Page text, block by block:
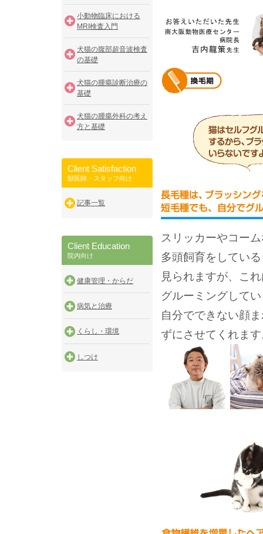
小動物臨床における
MRI検査入門
犬猫の腹部超音波検査
の基礎
犬猫の腫瘍診断治療の
基礎
犬猫の腫瘍外科の考え
方と基礎
Client Satisfaction
獣医師・スタッフ向け
記事一覧
Client Education
院内向け
健康管理・からだ
病気と治療
くらし・環境
しつけ
スリッカーやコー
多頭飼育をしてい
見られますが、こ
グルーミングして
自分でできない顔
ずにさせてくれま